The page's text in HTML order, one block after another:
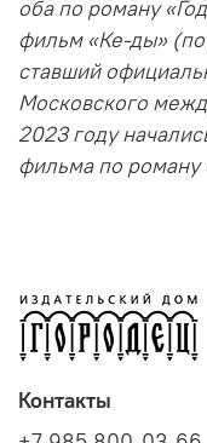
оба по роману
фильм «Ке-ды» (по
ставший
Московского
2023 году
фильма по роману
Контакты